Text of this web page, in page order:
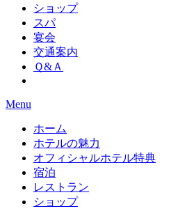
ショップ
スパ
宴会
交通案内
Ｑ&Ａ
Menu
ホーム
ホテルの魅力
オフィシャルホテル特典
宿泊
レストラン
ショップ